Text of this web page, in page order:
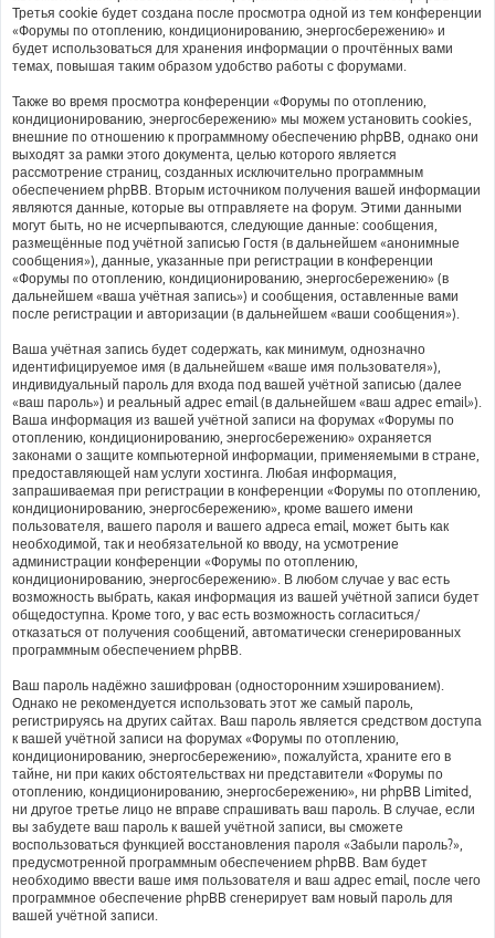
Третья cookie будет создана после просмотра одной из тем конференции
«Форумы по отоплению, кондиционированию, энергосбережению» и
будет использоваться для хранения информации о прочтённых вами
темах, повышая таким образом удобство работы с форумами.
Также во время просмотра конференции «Форумы по отоплению,
кондиционированию, энергосбережению» мы можем установить cookies,
внешние по отношению к программному обеспечению phpBB, однако они
выходят за рамки этого документа, целью которого является
рассмотрение страниц, созданных исключительно программным
обеспечением phpBB. Вторым источником получения вашей информации
являются данные, которые вы отправляете на форум. Этими данными
могут быть, но не исчерпываются, следующие данные: сообщения,
размещённые под учётной записью Гостя (в дальнейшем «анонимные
сообщения»), данные, указанные при регистрации в конференции
«Форумы по отоплению, кондиционированию, энергосбережению» (в
дальнейшем «ваша учётная запись») и сообщения, оставленные вами
после регистрации и авторизации (в дальнейшем «ваши сообщения»).
Ваша учётная запись будет содержать, как минимум, однозначно
идентифицируемое имя (в дальнейшем «ваше имя пользователя»),
индивидуальный пароль для входа под вашей учётной записью (далее
«ваш пароль») и реальный адрес email (в дальнейшем «ваш адрес email»).
Ваша информация из вашей учётной записи на форумах «Форумы по
отоплению, кондиционированию, энергосбережению» охраняется
законами о защите компьютерной информации, применяемыми в стране,
предоставляющей нам услуги хостинга. Любая информация,
запрашиваемая при регистрации в конференции «Форумы по отоплению,
кондиционированию, энергосбережению», кроме вашего имени
пользователя, вашего пароля и вашего адреса email, может быть как
необходимой, так и необязательной ко вводу, на усмотрение
администрации конференции «Форумы по отоплению,
кондиционированию, энергосбережению». В любом случае у вас есть
возможность выбрать, какая информация из вашей учётной записи будет
общедоступна. Кроме того, у вас есть возможность согласиться/
отказаться от получения сообщений, автоматически сгенерированных
программным обеспечением phpBB.
Ваш пароль надёжно зашифрован (односторонним хэшированием).
Однако не рекомендуется использовать этот же самый пароль,
регистрируясь на других сайтах. Ваш пароль является средством доступа
к вашей учётной записи на форумах «Форумы по отоплению,
кондиционированию, энергосбережению», пожалуйста, храните его в
тайне, ни при каких обстоятельствах ни представители «Форумы по
отоплению, кондиционированию, энергосбережению», ни phpBB Limited,
ни другое третье лицо не вправе спрашивать ваш пароль. В случае, если
вы забудете ваш пароль к вашей учётной записи, вы сможете
воспользоваться функцией восстановления пароля «Забыли пароль?»,
предусмотренной программным обеспечением phpBB. Вам будет
необходимо ввести ваше имя пользователя и ваш адрес email, после чего
программное обеспечение phpBB сгенерирует вам новый пароль для
вашей учётной записи.